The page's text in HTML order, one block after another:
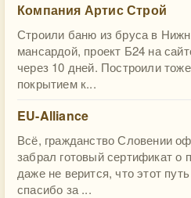
Компания Артис Строй
Строили баню из бруса в
мансардой, проект Б24 на
через 10 дней. Построили
покрытием к...
EU-Alliance
Всё, гражданство Словении
забрал готовый сертификат о
даже не верится, что этот
спасибо за ...